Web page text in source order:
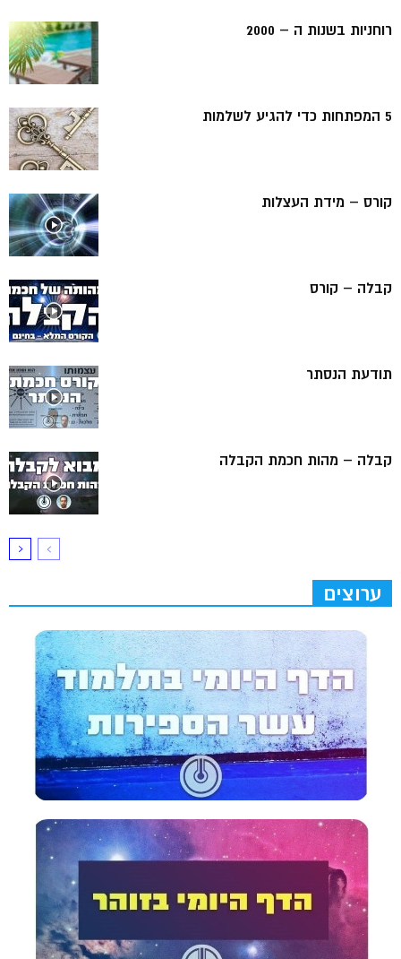
רוחניות בשנות ה – 2000
5 המפתחות כדי להגיע לשלמות
קורס – מידת העצלות
קבלה – קורס
תודעת הנסתר
קבלה – מהות חכמת הקבלה
ערוצים